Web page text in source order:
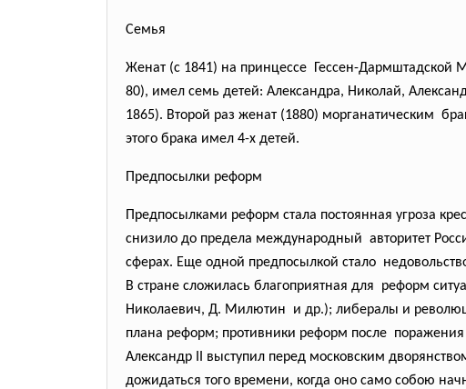
Семья
Женат (с 1841) на принцессе Гессен-
80), имел семь детей: Александра, Николай,
1865). Второй раз женат (1880) морганатическим
этого брака имел 4-х детей.
Предпосылки реформ
Предпосылками реформ стала постоянная угроза
снизило до предела международный авторитет
сферах. Еще одной предпосылкой стало
В стране сложилась благоприятная для реформ
Николаевич, Д. Милютин и др.); либералы и
плана реформ; противники реформ после
Александр II выступил перед московским
дожидаться того времени, когда оно само собою